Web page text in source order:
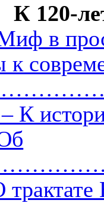
К 120-
в
к
– К